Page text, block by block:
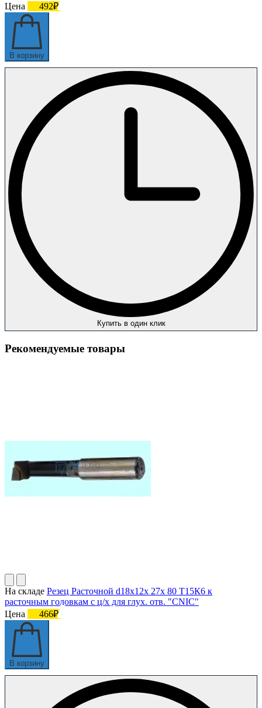
Цена 492₽
В корзину
Купить в один клик
Рекомендуемые товары
На складе Резец Расточной d18х12х 27х 80 Т15К6 к
расточным головкам с ц/х для глух. отв. "CNIC"
Цена
466₽
В корзину